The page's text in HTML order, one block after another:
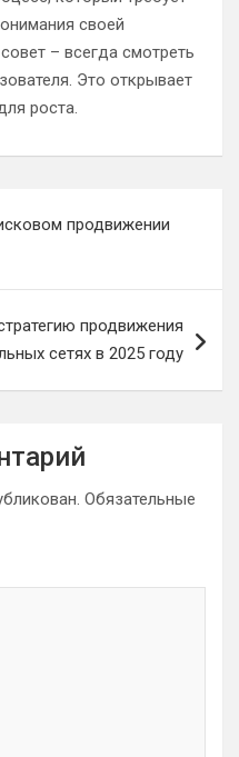
своей
– всегда смотреть
Это открывает
роста.
продвижении
продвижения
сетях в 2025 году
Обязательные